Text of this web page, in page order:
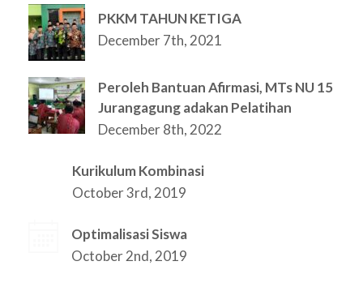
PKKM TAHUN KETIGA
December 7th, 2021
Peroleh Bantuan Afirmasi, MTs NU 15
Jurangagung adakan Pelatihan
December 8th, 2022
Kurikulum Kombinasi
October 3rd, 2019
Optimalisasi Siswa
October 2nd, 2019